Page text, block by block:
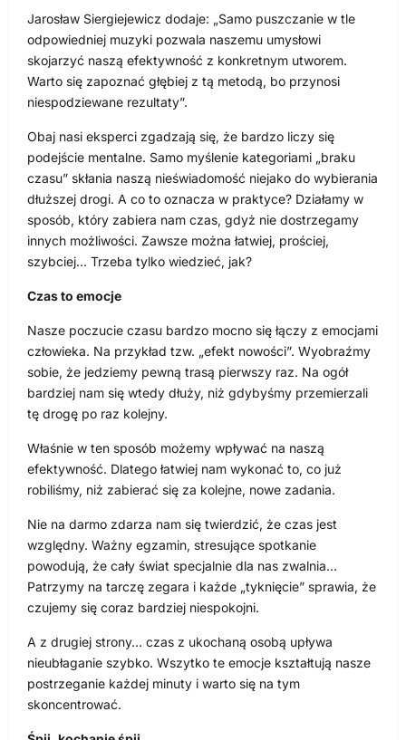
Jarosław Siergiejewicz dodaje: „Samo puszczanie w tle
odpowiedniej muzyki pozwala naszemu umysłowi
skojarzyć naszą efektywność z konkretnym utworem.
Warto się zapoznać głębiej z tą metodą, bo przynosi
niespodziewane rezultaty”.
Obaj nasi eksperci zgadzają się, że bardzo liczy się
podejście mentalne. Samo myślenie kategoriami „braku
czasu” skłania naszą nieświadomość niejako do wybierania
dłuższej drogi. A co to oznacza w praktyce? Działamy w
sposób, który zabiera nam czas, gdyż nie dostrzegamy
innych możliwości. Zawsze można łatwiej, prościej,
szybciej… Trzeba tylko wiedzieć, jak?
Czas to emocje
Nasze poczucie czasu bardzo mocno się łączy z emocjami
człowieka. Na przykład tzw. „efekt nowości”. Wyobraźmy
sobie, że jedziemy pewną trasą pierwszy raz. Na ogół
bardziej nam się wtedy dłuży, niż gdybyśmy przemierzali
tę drogę po raz kolejny.
Właśnie w ten sposób możemy wpływać na naszą
efektywność. Dlatego łatwiej nam wykonać to, co już
robiliśmy, niż zabierać się za kolejne, nowe zadania.
Nie na darmo zdarza nam się twierdzić, że czas jest
względny. Ważny egzamin, stresujące spotkanie
powodują, że cały świat specjalnie dla nas zwalnia…
Patrzymy na tarczę zegara i każde „tyknięcie” sprawia, że
czujemy się coraz bardziej niespokojni.
A z drugiej strony… czas z ukochaną osobą upływa
nieubłaganie szybko. Wszytko te emocje kształtują nasze
postrzeganie każdej minuty i warto się na tym
skoncentrować.